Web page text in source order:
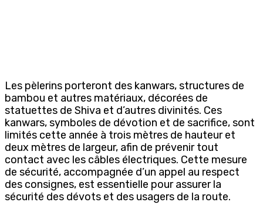
Les pèlerins porteront des kanwars, structures de
bambou et autres matériaux, décorées de
statuettes de Shiva et d’autres divinités. Ces
kanwars, symboles de dévotion et de sacrifice, sont
limités cette année à trois mètres de hauteur et
deux mètres de largeur, afin de prévenir tout
contact avec les câbles électriques. Cette mesure
de sécurité, accompagnée d’un appel au respect
des consignes, est essentielle pour assurer la
sécurité des dévots et des usagers de la route.